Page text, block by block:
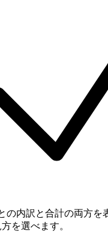
の内訳と合計の両方を
を選べます。